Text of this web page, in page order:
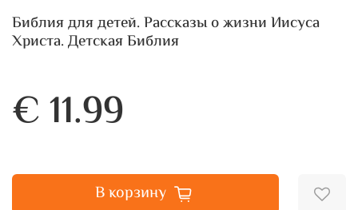
Библия для детей. Рассказы о жизни Иисуса
Христа. Детская Библия
€ 11.99
В корзину